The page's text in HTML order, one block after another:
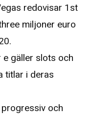
redovisar 1st
miljoner euro
gäller slots och
titlar i deras
och